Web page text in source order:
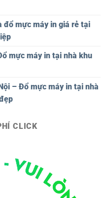
đổ mực máy in giá rẻ tại
mực máy in tại nhà khu
– Đổ mực máy in tại nhà
CLICK